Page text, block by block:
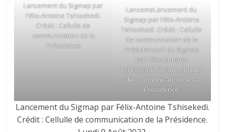
Lancement du Sigmap par
Félix-Antoine Tshisekedi.
Crédit : Cellulle de
communication de la
Présidence
LancemeLancement du
Sigmap par Félix-Antoine
Tshisekedi. Crédit : Cellulle
de communication de la
Présidencent du Sigmap
par Félix-Antoine
Tshisekedi. Crédit : Cellulle
de communication de la
Présidence
Lancement du Sigmap par Félix-Antoine Tshisekedi.
Crédit : Cellulle de communication de la Présidence.